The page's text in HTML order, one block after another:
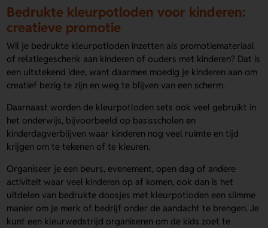
Bedrukte kleurpotloden voor kinderen:
creatieve promotie
Wil je bedrukte kleurpotloden inzetten als promotiemateriaal
of relatiegeschenk aan kinderen of ouders met kinderen? Dat is
een uitstekend idee, want daarmee moedig je kinderen aan om
creatief bezig te zijn en weg te blijven van een scherm.
Daarnaast worden de kleurpotloden sets ook veel gebruikt in
het onderwijs, bijvoorbeeld op basisscholen en
kinderdagverblijven waar kinderen nog veel ruimte en tijd
krijgen om te tekenen of te kleuren.
Organiseer je een beurs, evenement, open dag of andere
activiteit waar veel kinderen op af komen, ook dan is het
uitdelen van bedrukte doosjes met kleurpotloden een slimme
manier om je merk of bedrijf onder de aandacht te brengen. Je
kunt een kleurwedstrijd organiseren om de kids zoet te